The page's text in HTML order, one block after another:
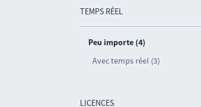
TEMPS RÉEL
Peu importe (4)
Avec temps réel (3)
LICENCES